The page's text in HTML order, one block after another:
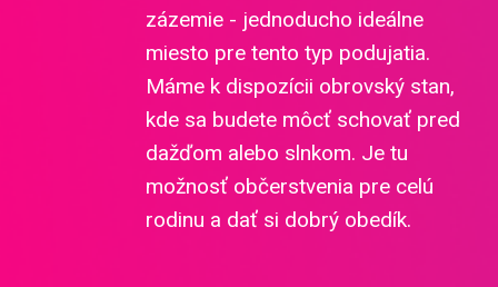
zázemie - jednoducho ideálne
miesto pre tento typ podujatia.
Máme k dispozícii obrovský stan,
kde sa budete môcť schovať pred
dažďom alebo slnkom. Je tu
možnosť občerstvenia pre celú
rodinu a dať si dobrý obedík.